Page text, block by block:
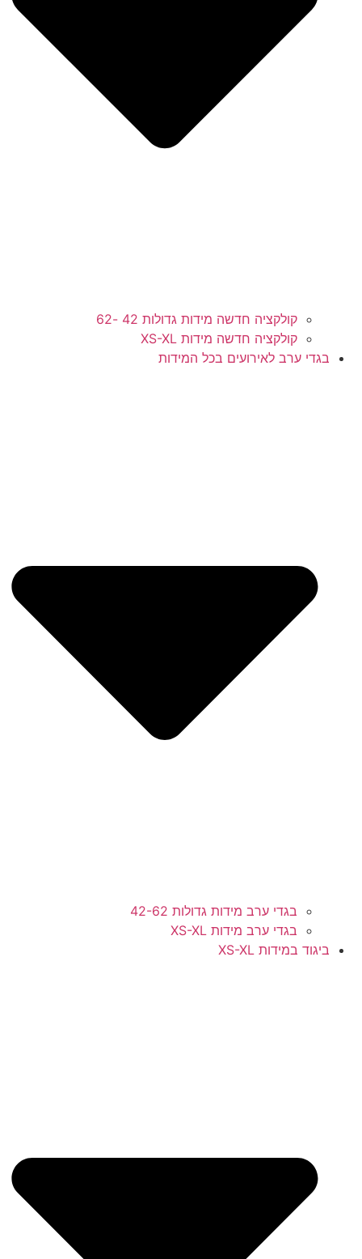
קולקציה חדשה מידות גדולות 42 -62
קולקציה חדשה מידות XS-XL
בגדי ערב לאירועים בכל המידות
בגדי ערב מידות גדולות 42-62
בגדי ערב מידות XS-XL
ביגוד במידות XS-XL